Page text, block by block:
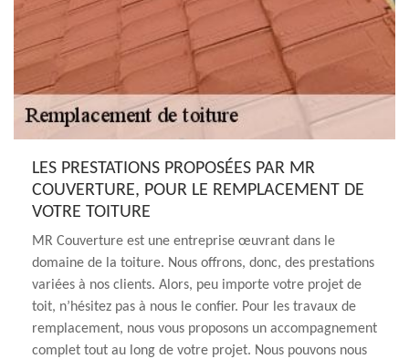
LES PRESTATIONS PROPOSÉES PAR MR
COUVERTURE, POUR LE REMPLACEMENT DE
VOTRE TOITURE
MR Couverture est une entreprise œuvrant dans le
domaine de la toiture. Nous offrons, donc, des prestations
variées à nos clients. Alors, peu importe votre projet de
toit, n’hésitez pas à nous le confier. Pour les travaux de
remplacement, nous vous proposons un accompagnement
complet tout au long de votre projet. Nous pouvons nous